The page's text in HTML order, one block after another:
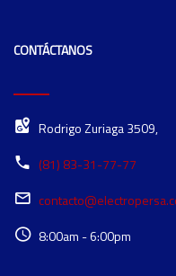
CONTÁCTANOS
Rodrigo Zuriaga 3509,
(81) 83-31-77-77
8:00am - 6:00pm